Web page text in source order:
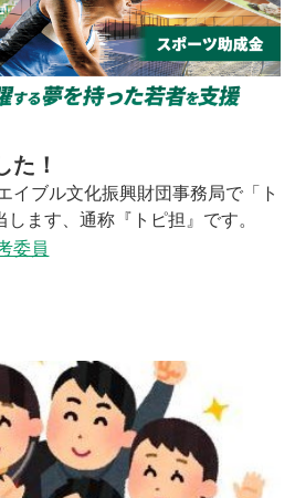
た！
イブル文化振興財団事務局で「ト
ます、通称『トピ担』です。
委員